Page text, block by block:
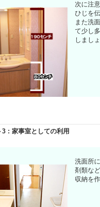
次に注
ひじを
また洗
て少し
しまし
3：家事室としての利用
洗面所
剤類な
収納を